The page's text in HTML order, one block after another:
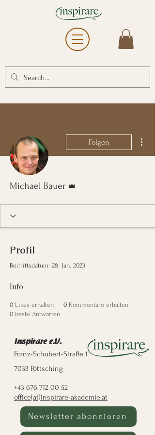
Folgen
Michael Bauer
Profil
Beitrittsdatum: 28. Jan. 2023
Info
0 Likes erhalten 0 Kommentare erhalten
0 beste Antworten
Franz-Schubert-Straße 1
7033 Pöttsching
Inspirare e.U.
+43 676 712 00 52
office(at)inspirare-akademie.at
Newsletter abonnieren